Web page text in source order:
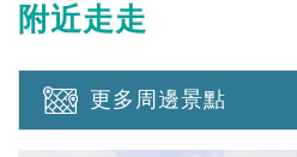
附近走走
更多周邊景點